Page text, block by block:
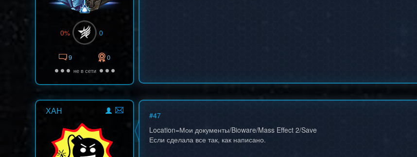
0% 0
9 0
не в сети
ХАН #47
Location=Мои документы/Bioware/Mass Effect 2/Save
Если сделала все так, как написано.